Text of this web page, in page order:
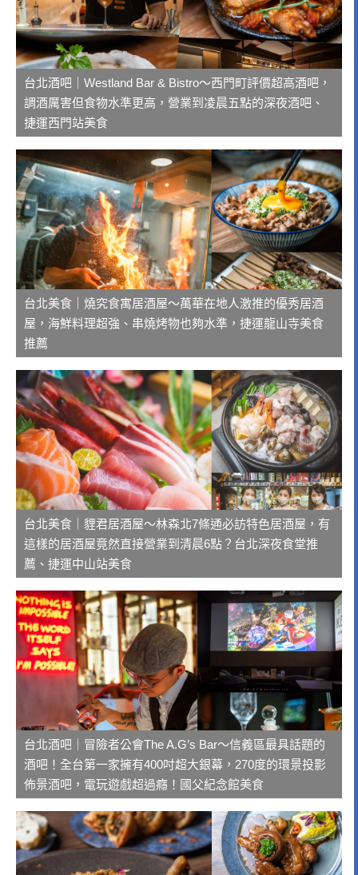
台北酒吧｜Westland Bar & Bistro～西門町評價超高酒吧，
調酒厲害但食物水準更高，營業到凌晨五點的深夜酒吧、
捷運西門站美食
台北美食｜燒究食寓居酒屋～萬華在地人激推的優秀居酒
屋，海鮮料理超強、串燒烤物也夠水準，捷運龍山寺美食
推薦
台北美食｜貍君居酒屋～林森北7條通必訪特色居酒屋，有
這樣的居酒屋竟然直接營業到清晨6點？台北深夜食堂推
薦、捷運中山站美食
台北酒吧｜冒險者公會The A.G’s Bar～信義區最具話題的
酒吧！全台第一家擁有400吋超大銀幕，270度的環景投影
佈景酒吧，電玩遊戲超過癮！國父紀念館美食